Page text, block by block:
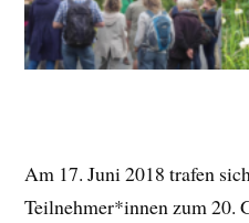
Am 17. Juni 2018 trafen
Teilnehmer*innen zum 20.